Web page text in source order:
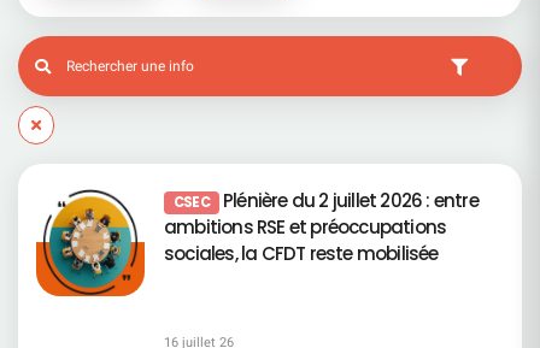
CSEC Plénière du 2 juillet 2026 : entre
ambitions RSE et préoccupations
sociales, la CFDT reste mobilisée
16 juillet 26